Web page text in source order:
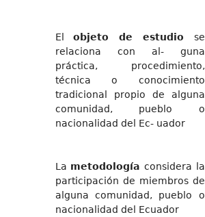
Elobjeto de estudio se
relaciona con al- guna
práctica, procedimiento,
técnica o conocimiento
tradicional propio de alguna
comunidad, pueblo o
nacionalidad del Ec- uador
La metodología considera la
participación de miembros de
alguna comunidad, pueblo o
nacionalidad del Ecuador